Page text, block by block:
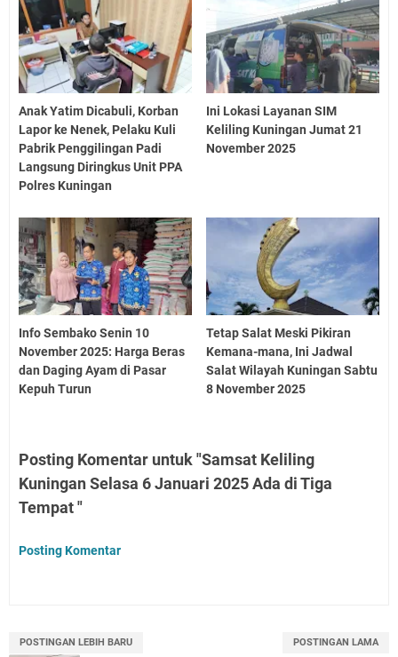
Anak Yatim Dicabuli, Korban
Lapor ke Nenek, Pelaku Kuli
Pabrik Penggilingan Padi
Langsung Diringkus Unit PPA
Polres Kuningan
Ini Lokasi Layanan SIM
Keliling Kuningan Jumat 21
November 2025
Info Sembako Senin 10
November 2025: Harga Beras
dan Daging Ayam di Pasar
Kepuh Turun
Tetap Salat Meski Pikiran
Kemana-mana, Ini Jadwal
Salat Wilayah Kuningan Sabtu
8 November 2025
Posting Komentar untuk "Samsat Keliling
Kuningan Selasa 6 Januari 2025 Ada di Tiga
Tempat "
Posting Komentar
POSTINGAN LEBIH BARU POSTINGAN LAMA